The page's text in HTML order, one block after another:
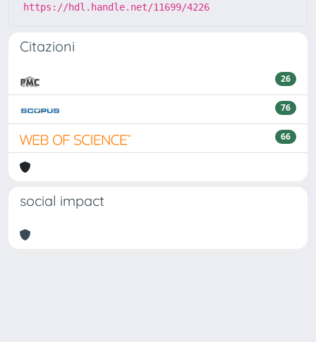
https://hdl.handle.net/11699/4226
Citazioni
26
76
66
social impact